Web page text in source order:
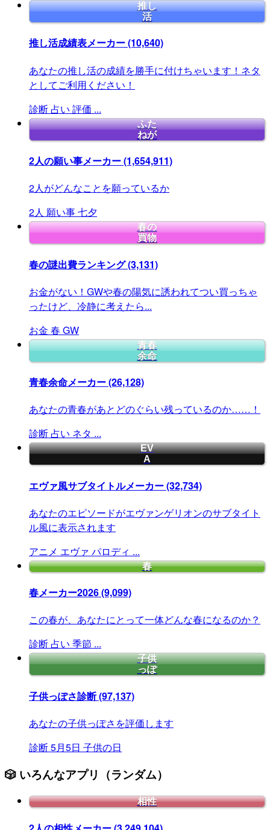
推し
活
推し活成績表メーカー(10,640)
あなたの推し活の成績を勝手に付けちゃいます！ネタ
としてご利用ください！
診断 占い 評価 ...
ふた
ねが
2人の願い事メーカー(1,654,911)
2人がどんなことを願っているか
2人 願い事七夕
春の
買物
春の謎出費ランキング(3,131)
お金がない！GWや春の陽気に誘われてつい買っちゃ
ったけど、冷静に考えたら...
お金 春 GW
青春
余命
青春余命メーカー(26,128)
あなたの青春があとどのぐらい残っているのか……！
診断 占い ネタ ...
EV
A
エヴァ風サブタイトルメーカー(32,734)
あなたのエピソードがエヴァンゲリオンのサブタイト
ル風に表示されます
アニメ エヴァ パロディ ...
春
春メーカー2026(9,099)
この春が、あなたにとって一体どんな春になるのか？
診断 占い 季節 ...
子供
っぽ
子供っぽさ診断(97,137)
あなたの子供っぽさを評価します
診断5月5日 子供の日
🎲 いろんなアプリ（ランダム）
相性